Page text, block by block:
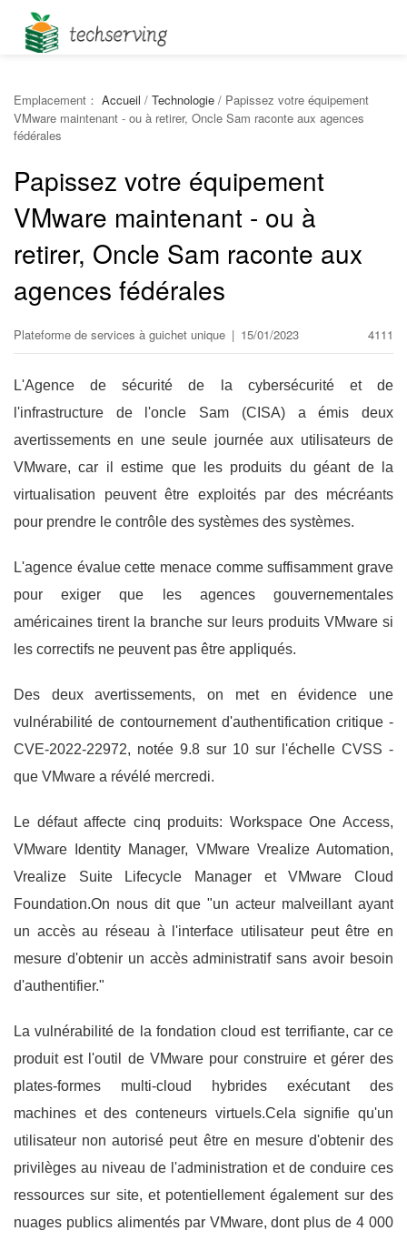
Emplacement： Accueil / Technologie / Papissez votre équipement
VMware maintenant - ou à retirer, Oncle Sam raconte aux agences
fédérales
Papissez votre équipement
VMware maintenant - ou à
retirer, Oncle Sam raconte aux
agences fédérales
Plateforme de services à guichet unique | 15/01/2023 4111
L'Agence de sécurité de la cybersécurité et de
l'infrastructure de l'oncle Sam (CISA) a émis deux
avertissements en une seule journée aux utilisateurs de
VMware, car il estime que les produits du géant de la
virtualisation peuvent être exploités par des mécréants
pour prendre le contrôle des systèmes des systèmes.
L'agence évalue cette menace comme suffisamment grave
pour exiger que les agences gouvernementales
américaines tirent la branche sur leurs produits VMware si
les correctifs ne peuvent pas être appliqués.
Des deux avertissements, on met en évidence une
vulnérabilité de contournement d'authentification critique -
CVE-2022-22972, notée 9.8 sur 10 sur l'échelle CVSS -
que VMware a révélé mercredi.
Le défaut affecte cinq produits: Workspace One Access,
VMware Identity Manager, VMware Vrealize Automation,
Vrealize Suite Lifecycle Manager et VMware Cloud
Foundation.On nous dit que "un acteur malveillant ayant
un accès au réseau à l'interface utilisateur peut être en
mesure d'obtenir un accès administratif sans avoir besoin
d'authentifier."
La vulnérabilité de la fondation cloud est terrifiante, car ce
produit est l'outil de VMware pour construire et gérer des
plates-formes multi-cloud hybrides exécutant des
machines et des conteneurs virtuels.Cela signifie qu'un
utilisateur non autorisé peut être en mesure d'obtenir des
privilèges au niveau de l'administration et de conduire ces
ressources sur site, et potentiellement également sur des
nuages publics alimentés par VMware, dont plus de 4 000